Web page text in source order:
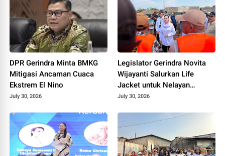
DPR Gerindra Minta BMKG
Mitigasi Ancaman Cuaca
Ekstrem El Nino
July 30, 2026
Legislator Gerindra Novita
Wijayanti Salurkan Life
Jacket untuk Nelayan
Cilacap, Tegaskan
Harus Jadi Prioritas
July 30, 2026